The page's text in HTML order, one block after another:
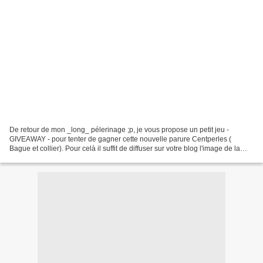
De retour de mon _long_ pélerinage ;p, je vous propose un petit jeu -
GIVEAWAY - pour tenter de gagner cette nouvelle parure Centperles (
Bague et collier). Pour celà il suffit de diffuser sur votre blog l'image de la